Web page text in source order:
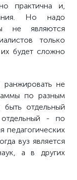
практична и,
Но надо
не являются
только
будет сложно
ранжировать не
по разным
отдельный
- по
педагогических
вуз является
а в других